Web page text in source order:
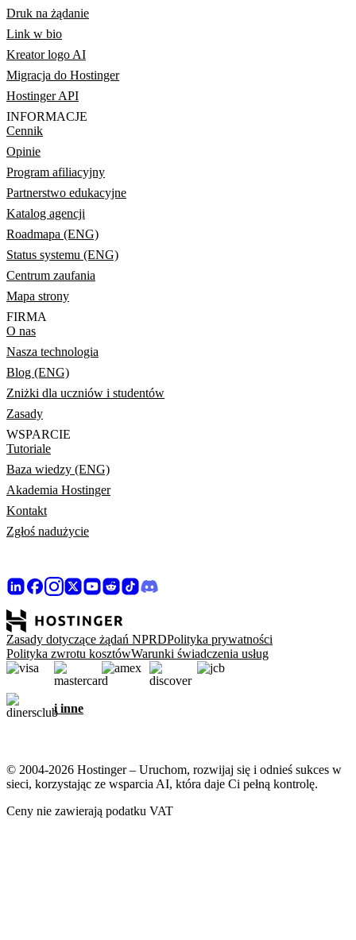
Druk na żądanie
Link w bio
Kreator logo AI
Migracja do Hostinger
Hostinger API
INFORMACJE
Cennik
Opinie
Program afiliacyjny
Partnerstwo edukacyjne
Katalog agencji
Roadmapa (ENG)
Status systemu (ENG)
Centrum zaufania
Mapa strony
FIRMA
O nas
Nasza technologia
Blog (ENG)
Zniżki dla uczniów i studentów
Zasady
WSPARCIE
Tutoriale
Baza wiedzy (ENG)
Akademia Hostinger
Kontakt
Zgłoś nadużycie
Zasady dotyczące żądań NPRDPolityka prywatności
Polityka zwrotu kosztówWarunki świadczenia usług
i inne
© 2004-2026 Hostinger – Uruchom, rozwijaj się i odnieś sukces w
sieci, korzystając ze wsparcia AI, która daje Ci pełną kontrolę.
Ceny nie zawierają podatku VAT